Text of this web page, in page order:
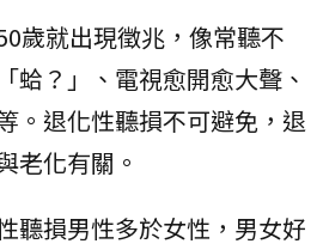
歲就出現徵兆，像常聽不
蛤？」、電視愈開愈大聲、
。退化性聽損不可避免，退
老化有關。
聽損男性多於女性，男女好